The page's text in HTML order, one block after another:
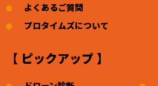
よくあるご質問
プロタイムズについて
【 ピックアップ 】